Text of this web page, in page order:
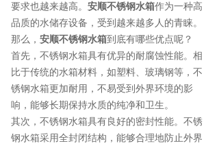
要求也越来越高。 安顺不锈钢水箱作为一种高
品质的水储存设备，受到越来越多人的青睐。
那么， 安顺不锈钢水箱到底有哪些优点呢？
首先，不锈钢水箱具有优异的耐腐蚀性能。相
比于传统的水箱材料，如塑料、玻璃钢等，不
锈钢水箱更加耐用，不易受到外界环境的影
响，能够长期保持水质的纯净和卫生。
其次，不锈钢水箱具有良好的密封性能。不锈
钢水箱采用全封闭结构，能够合理地防止外界